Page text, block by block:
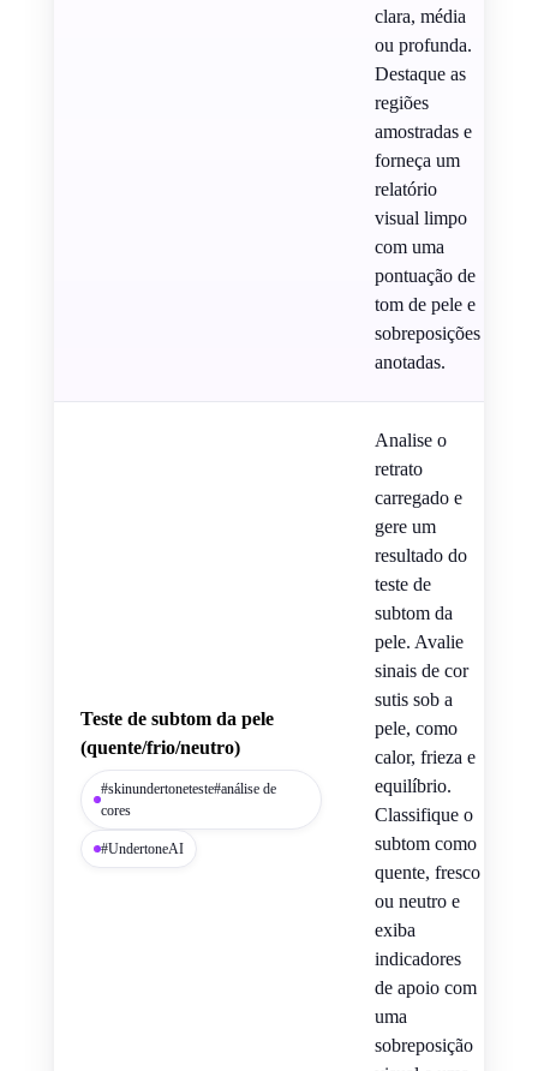
clara, média
ou profunda.
Destaque as
regiões
amostradas e
forneça um
relatório
visual limpo
com uma
pontuação de
tom de pele e
sobreposições
anotadas.
Teste de subtom da pele
(quente/frio/neutro)
#skinundertoneteste#análise de
cores
#UndertoneAI
Analise o
retrato
carregado e
gere um
resultado do
teste de
subtom da
pele. Avalie
sinais de cor
sutis sob a
pele, como
calor, frieza e
equilíbrio.
Classifique o
subtom como
quente, fresco
ou neutro e
exiba
indicadores
de apoio com
uma
sobreposição